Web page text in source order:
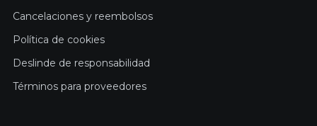
Cancelaciones y reembolsos
Política de cookies
Deslinde de responsabilidad
Términos para proveedores